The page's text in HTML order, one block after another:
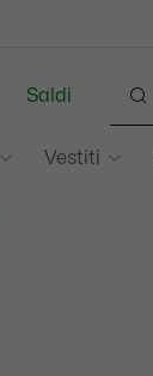
Vestiti
Saldi